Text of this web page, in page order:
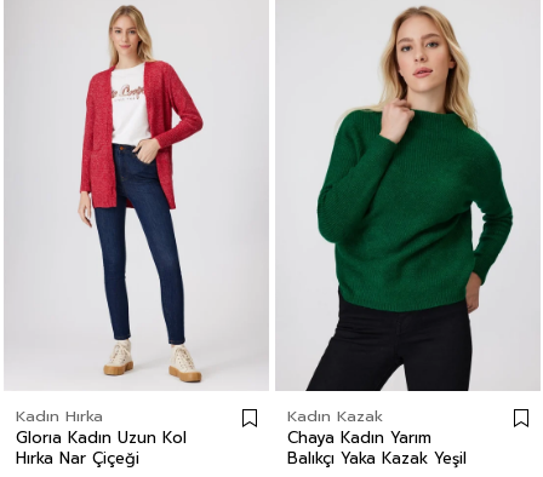
Kadın Hırka
Glorıa Kadın Uzun Kol
Hırka Nar Çiçeği
Kadın Kazak
Chaya Kadın Yarım
Balıkçı Yaka Kazak Yeşil